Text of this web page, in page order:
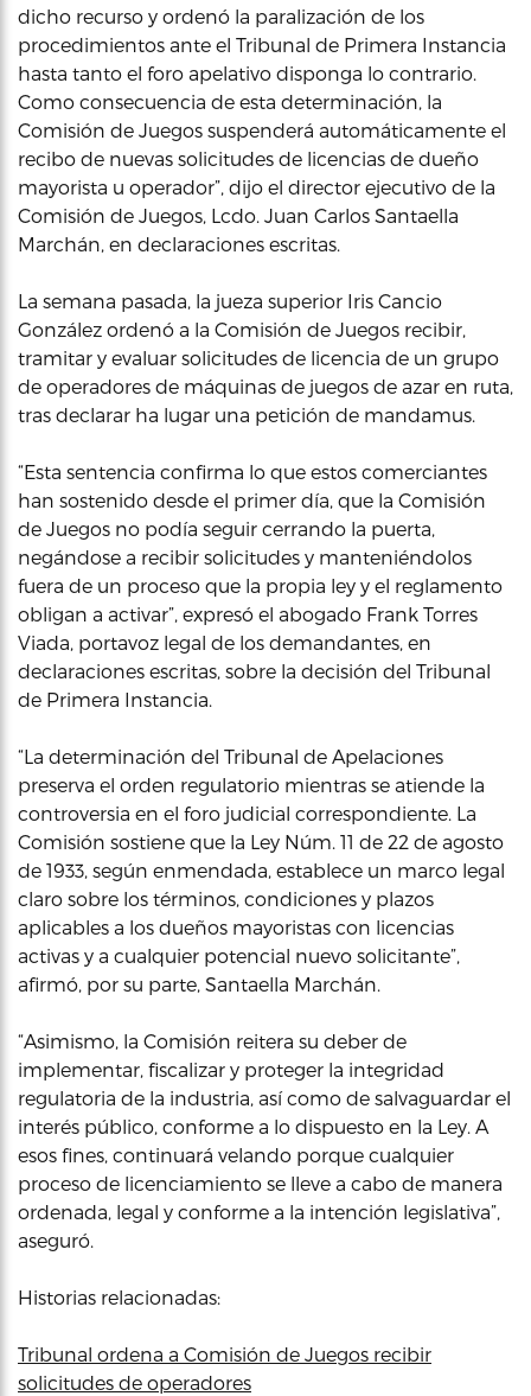
dicho recurso y ordenó la paralización de los
procedimientos ante el Tribunal de Primera Instancia
hasta tanto el foro apelativo disponga lo contrario.
Como consecuencia de esta determinación, la
Comisión de Juegos suspenderá automáticamente el
recibo de nuevas solicitudes de licencias de dueño
mayorista u operador”, dijo el director ejecutivo de la
Comisión de Juegos, Lcdo. Juan Carlos Santaella
Marchán, en declaraciones escritas.
La semana pasada, la jueza superior Iris Cancio
González ordenó a la Comisión de Juegos recibir,
tramitar y evaluar solicitudes de licencia de un grupo
de operadores de máquinas de juegos de azar en ruta,
tras declarar ha lugar una petición de mandamus.
“Esta sentencia confirma lo que estos comerciantes
han sostenido desde el primer día, que la Comisión
de Juegos no podía seguir cerrando la puerta,
negándose a recibir solicitudes y manteniéndolos
fuera de un proceso que la propia ley y el reglamento
obligan a activar”, expresó el abogado Frank Torres
Viada, portavoz legal de los demandantes, en
declaraciones escritas, sobre la decisión del Tribunal
de Primera Instancia.
“La determinación del Tribunal de Apelaciones
preserva el orden regulatorio mientras se atiende la
controversia en el foro judicial correspondiente. La
Comisión sostiene que la Ley Núm. 11 de 22 de agosto
de 1933, según enmendada, establece un marco legal
claro sobre los términos, condiciones y plazos
aplicables a los dueños mayoristas con licencias
activas y a cualquier potencial nuevo solicitante”,
afirmó, por su parte, Santaella Marchán.
“Asimismo, la Comisión reitera su deber de
implementar, fiscalizar y proteger la integridad
regulatoria de la industria, así como de salvaguardar el
interés público, conforme a lo dispuesto en la Ley. A
esos fines, continuará velando porque cualquier
proceso de licenciamiento se lleve a cabo de manera
ordenada, legal y conforme a la intención legislativa”,
aseguró.
Historias relacionadas:
Tribunal ordena a Comisión de Juegos recibir
solicitudes de operadores